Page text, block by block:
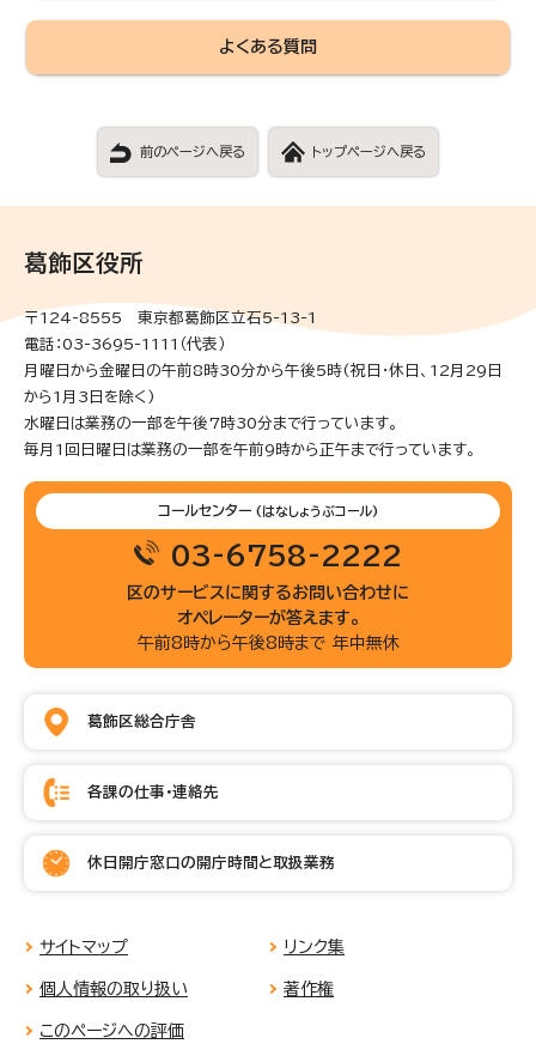
よくある質問
前のページへ戻る トップページへ戻る
葛飾区役所
〒124-8555 東京都葛飾区立石5-13-1
電話：03-3695-1111（代表）
月曜日から金曜日の午前8時30分から午後5時(祝日・休日、12月29日
から1月3日を除く)
水曜日は業務の一部を午後7時30分まで行っています。
毎月1回日曜日は業務の一部を午前9時から正午まで行っています。
コールセンター (はなしょうぶコール)
03-6758-2222
区のサービスに関するお問い合わせに
オペレーターが答えます。
午前8時から午後8時まで 年中無休
葛飾区総合庁舎
各課の仕事・連絡先
休日開庁窓口の開庁時間と取扱業務
サイトマップ リンク集
個人情報の取り扱い 著作権
このページへの評価